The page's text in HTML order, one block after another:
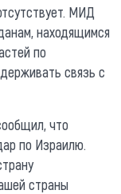
МИД
находящимся
по
связь с
что
по Израилю.
страны